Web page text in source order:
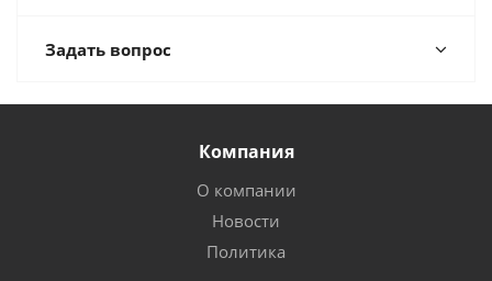
Задать вопрос
Компания
О компании
Новости
Политика